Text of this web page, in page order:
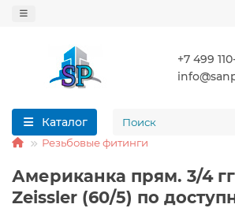
+7 499
Каталог
Резьбовые фитинги
Американка прям. 3/4
Zeissler (60/5) по